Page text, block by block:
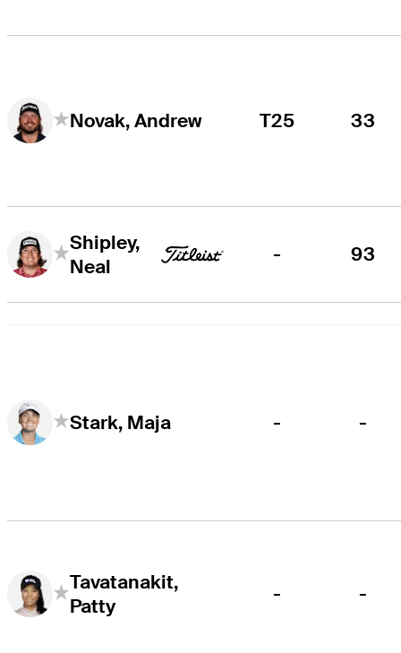
Novak, Andrew T25 33
Shipley,
Neal
- 93
Stark, Maja - -
Tavatanakit,
Patty
- -